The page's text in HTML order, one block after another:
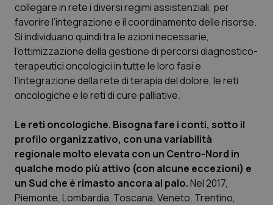
Basilicata
Calabria
Campania
Emilia-Romagna
Friuli Venezia Giulia
Lazio
Artrite & artrosi
Asma & BPCO
Car-T
Colesterolo & coronaropatie
Dermatite Atopica
Diabete & glucometri
QS Club Newsletter
collegare in rete i diversi regimi assistenziali, per
favorire l’integrazione e il coordinamento delle risorse.
Si individuano quindi tra le azioni necessarie,
l’ottimizzazione della gestione di percorsi diagnostico-
terapeutici oncologici in tutte le loro fasi e
l’integrazione della rete di terapia del dolore, le reti
oncologiche e le reti di cure palliative.
Le reti oncologiche. Bisogna fare i conti, sotto il
profilo organizzativo, con una variabilità
regionale molto elevata con un Centro-Nord in
qualche modo più attivo (con alcune eccezioni) e
un Sud che è rimasto ancora al palo.Nel 2017,
Piemonte, Lombardia, Toscana, Veneto, Trentino,